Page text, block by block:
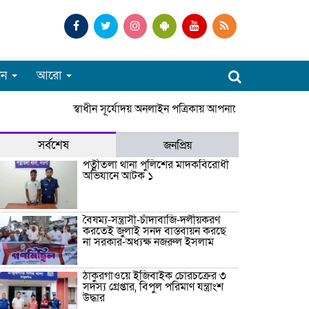
আরো
স্বাধীন সূর্যোদয় অনলাইন পত্রিকায় আপনাকে স্বাগতম।
সর্বশেষ
জনপ্রিয়
পত্নীতলা থানা পুলিশের মাদকবিরোধী
অভিযানে আটক ১
বৈষম্য-সন্ত্রাসী-চাঁদাবাজি-দলীয়করণ
করতেই জুলাই সনদ বাস্তবায়ন করছে
না সরকার-অধ্যক্ষ নজরুল ইসলাম
ঠাকুরগাঁওয়ে ইজিবাইক চোরচক্রের ৩
সদস্য গ্রেপ্তার, বিপুল পরিমাণ যন্ত্রাংশ
উদ্ধার ‎